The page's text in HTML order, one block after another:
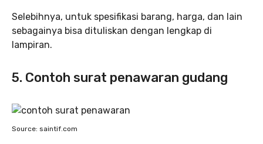
Selebihnya, untuk spesifikasi barang, harga, dan lain
sebagainya bisa dituliskan dengan lengkap di
lampiran.
5. Contoh surat penawaran gudang
Source: saintif.com